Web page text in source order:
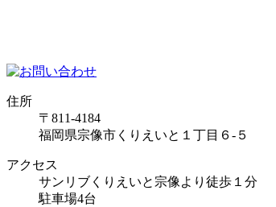
住所
〒811-4184
福岡県宗像市くりえいと１丁目６-５
アクセス
サンリブくりえいと宗像より徒歩１分
駐車場4台